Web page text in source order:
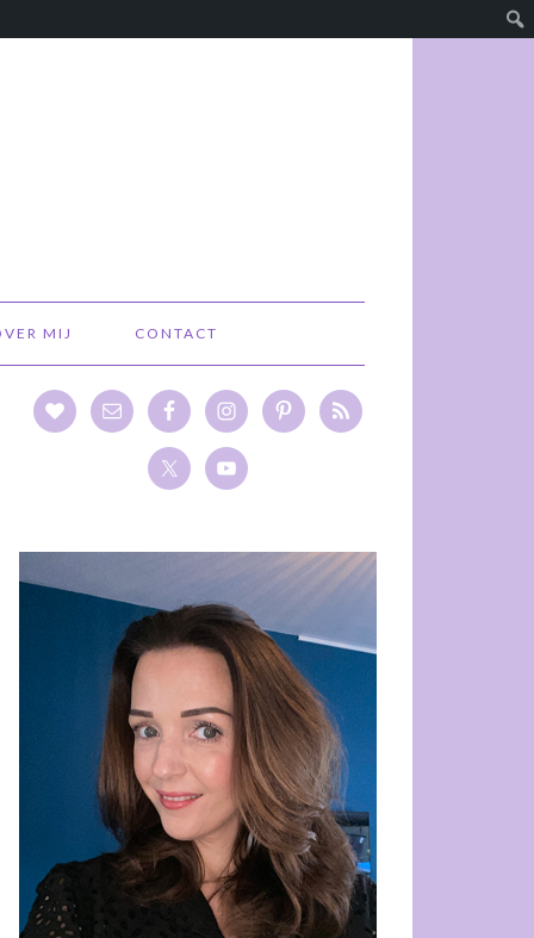
MIJ CONTACT